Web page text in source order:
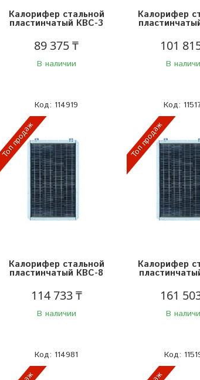
Калорифер стальной
пластинчатый КВС-3
89 375 ₸
В наличии
Калорифер
101
В
114919
Топ продаж
Калорифер стальной
пластинчатый КВС-8
114 733 ₸
В наличии
Топ продаж
Калорифер
161
В
114981